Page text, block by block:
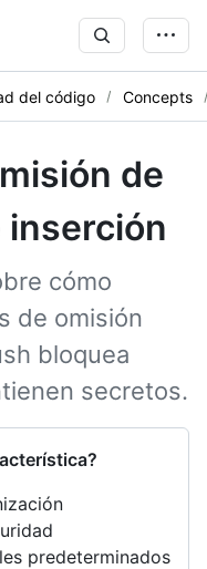
del código Concepts
de
inserción
cómo
de omisión
bloquea
secretos.
predeterminados